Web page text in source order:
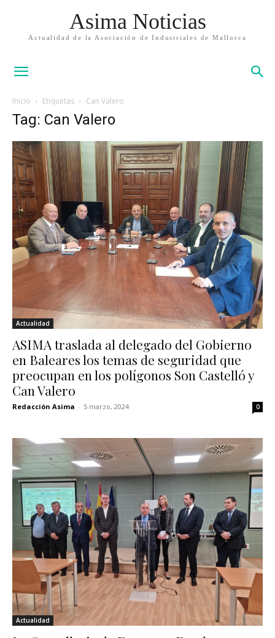
Asima Noticias
Actualidad de la Asociación de Industriales de Mallorca
Inicio Etiquetas Can Valero
Tag: Can Valero
Actualidad
ASIMA traslada al delegado del Gobierno
en Baleares los temas de seguridad que
preocupan en los polígonos Son Castelló y
Can Valero
Redacción Asima - 5 marzo, 2024 0
Actualidad